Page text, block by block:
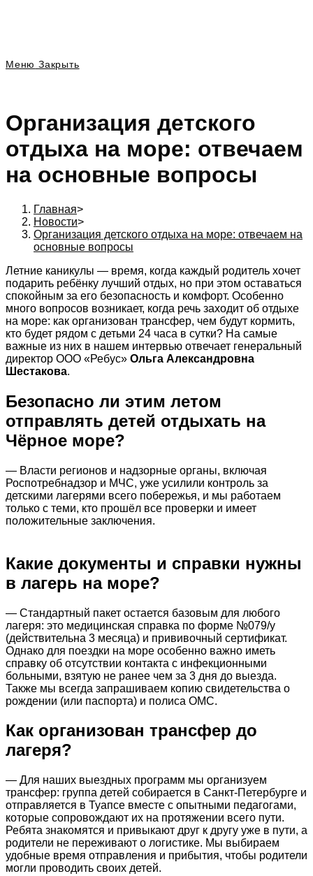
Меню Закрыть
Организация детского
отдыха на море: отвечаем
на основные вопросы
Главная>
Новости>
Организация детского отдыха на море: отвечаем на
основные вопросы
Летние каникулы — время, когда каждый родитель хочет
подарить ребёнку лучший отдых, но при этом оставаться
спокойным за его безопасность и комфорт. Особенно
много вопросов возникает, когда речь заходит об отдыхе
на море: как организован трансфер, чем будут кормить,
кто будет рядом с детьми 24 часа в сутки? На самые
важные из них в нашем интервью отвечает генеральный
директор ООО «Ребус» Ольга Александровна
Шестакова.
Безопасно ли этим летом
отправлять детей отдыхать на
Чёрное море?
— Власти регионов и надзорные органы, включая
Роспотребнадзор и МЧС, уже усилили контроль за
детскими лагерями всего побережья, и мы работаем
только с теми, кто прошёл все проверки и имеет
положительные заключения.
Какие документы и справки нужны
в лагерь на море?
— Стандартный пакет остается базовым для любого
лагеря: это медицинская справка по форме №079/у
(действительна 3 месяца) и прививочный сертификат.
Однако для поездки на море особенно важно иметь
справку об отсутствии контакта с инфекционными
больными, взятую не ранее чем за 3 дня до выезда.
Также мы всегда запрашиваем копию свидетельства о
рождении (или паспорта) и полиса ОМС.
Как организован трансфер до
лагеря?
— Для наших выездных программ мы организуем
трансфер: группа детей собирается в Санкт-Петербурге и
отправляется в Туапсе вместе с опытными педагогами,
которые сопровождают их на протяжении всего пути.
Ребята знакомятся и привыкают друг к другу уже в пути, а
родители не переживают о логистике. Мы выбираем
удобные время отправления и прибытия, чтобы родители
могли проводить своих детей.